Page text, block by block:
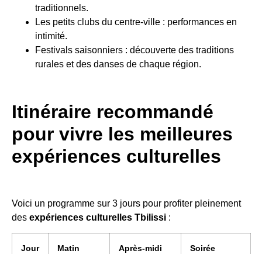
traditionnels.
Les petits clubs du centre-ville : performances en
intimité.
Festivals saisonniers : découverte des traditions
rurales et des danses de chaque région.
Itinéraire recommandé
pour vivre les meilleures
expériences culturelles
Voici un programme sur 3 jours pour profiter pleinement
des expériences culturelles Tbilissi :
Jour Matin Après-midi Soirée